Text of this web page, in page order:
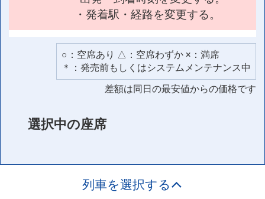
・発着駅・経路を変更する。
○：空席あり △：空席わずか ×：満席
＊：発売前もしくはシステムメンテナンス中
差額は同日の最安値からの価格です
選択中の座席
列車を選択する